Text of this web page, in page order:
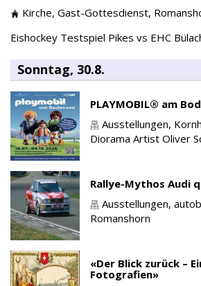
Kirche, Gast-Gottesdienst,
Eishockey Testspiel Pikes vs EHC
Sonntag, 30.8.
PLAYMOBIL® am
Ausstellungen,
Diorama Artist Oliver
Rallye-Mythos Audi
Ausstellungen,
Romanshorn
«Der Blick zurück –
Fotografien»